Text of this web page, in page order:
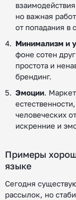
но важная
от попадания в
Минимализм и
фоне сотен
простота и
брендинг.
Эмоции.
человеческих
искренние и
Примеры
языке
Сегодня
рассылок, но